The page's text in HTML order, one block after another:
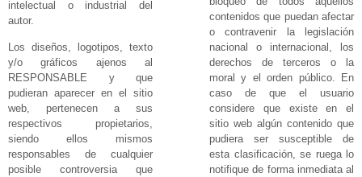
intelectual o industrial del
autor.
Los diseños, logotipos, texto
y/o gráficos ajenos al
RESPONSABLE y que
pudieran aparecer en el sitio
web, pertenecen a sus
respectivos propietarios,
siendo ellos mismos
responsables de cualquier
posible controversia que
contenidos que puedan afectar
o contravenir la legislación
nacional o internacional, los
derechos de terceros o la
moral y el orden público. En
caso de que el usuario
considere que existe en el
sitio web algún contenido que
pudiera ser susceptible de
esta clasificación, se ruega lo
notifique de forma inmediata al